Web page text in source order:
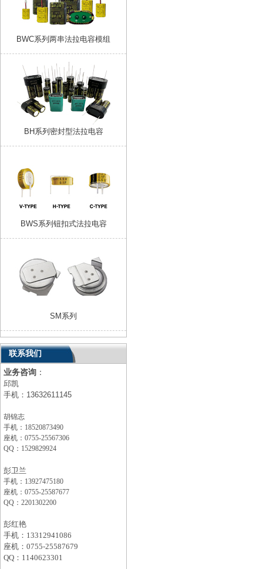
BWC系列两串法拉电容模组
BH系列密封型法拉电容
BWS系列钮扣式法拉电容
SM系列
联系我们
业务咨询 ：
邱凯
手机： 13632611145
胡锦志
手机：18520873490
座机： 0755-25567306
QQ：1529829924
彭卫兰
手机：13927475180
座机： 0755-25587677
QQ：2201302200
彭红艳
手机：13312941086
座机： 0755-25587679
QQ：1140623301